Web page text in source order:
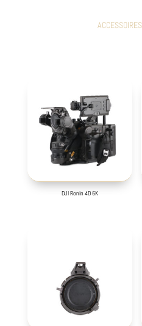
DJI Ronin 4D 6K